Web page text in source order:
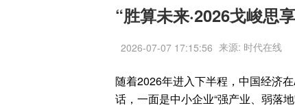
“胜算未来·2026戈峻思
2026-07-07 17:15:56 来源: 时代在线
随着2026年进入下半程，中国经济
话，一面是中小企业“强产业、弱落